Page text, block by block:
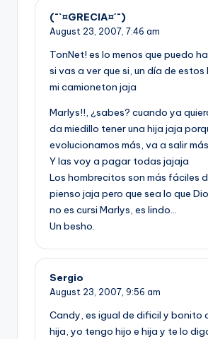
(¯`¤GRECIA¤´¯)
August 23, 2007, 7:46 am
TonNet! es lo menos que puedo
si vas a ver que si, un dí­a de estos
mi camioneton jaja
Marlys!!, ¿sabes? cuando ya
da miedillo tener una hija jaja
evolucionamos más, va a salir
Y las voy a pagar todas jajaja
Los hombrecitos son más fáciles
pienso jaja pero que sea lo que
no es cursi Marlys, es lindo…
Un besho.
Sergio
August 23, 2007, 9:56 am
Candy, es igual de dificil y bonito
hija, yo tengo hijo e hija y te lo